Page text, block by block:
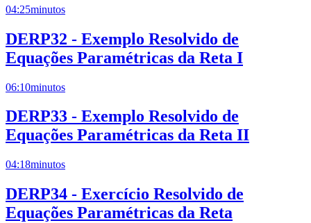
04:25minutos
DERP32 - Exemplo Resolvido de
Equações Paramétricas da Reta I
06:10minutos
DERP33 - Exemplo Resolvido de
Equações Paramétricas da Reta II
04:18minutos
DERP34 - Exercício Resolvido de
Equações Paramétricas da Reta